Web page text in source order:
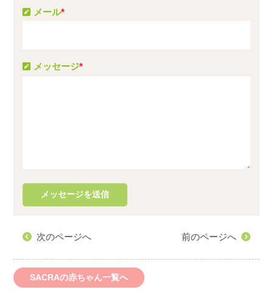
メッセージ*
メール*
次のページへ 前のページへ
SACRAの赤ちゃん一覧へ